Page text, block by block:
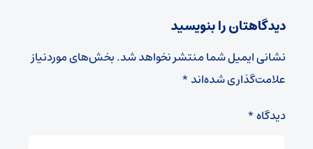
دیدگاهتان را بنویسید
نشانی ایمیل شما منتشر نخواهد شد.بخش‌های موردنیاز
علامت‌گذاری شده‌اند*
دیدگاه*